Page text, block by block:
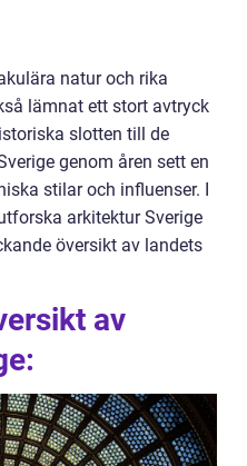
natur och rika
lämnat ett stort avtryck
slotten till de
genom åren sett en
stilar och influenser. I
arkitektur Sverige
översikt av landets
av